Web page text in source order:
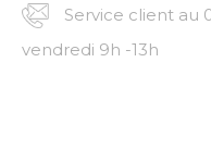
Service client au
vendredi 9h -13h